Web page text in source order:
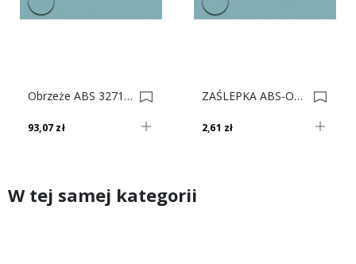
Obrzeże ABS 3271 Vl Błękit Lodowy Do Płyty SWISS KRONO 0009731-0005096
93,07 zł
ZAŚLEPKA ABS-OW 3271 Błękit Lodowy 0010251
2,61 zł
W tej samej kategorii